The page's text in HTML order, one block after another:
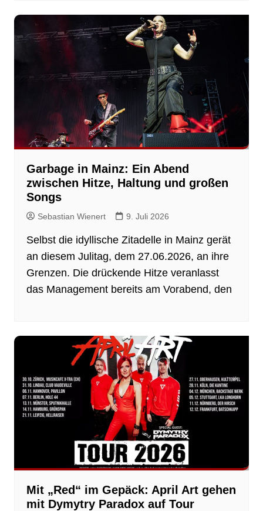
Garbage in Mainz: Ein Abend
zwischen Hitze, Haltung und großen
Songs
Sebastian Wienert 9. Juli 2026
Selbst die idyllische Zitadelle in Mainz gerät
an diesem Julitag, dem 27.06.2026, an ihre
Grenzen. Die drückende Hitze veranlasst
das Management bereits am Vorabend, den
Mit „Red“ im Gepäck: April Art gehen
mit Dymytry Paradox auf Tour